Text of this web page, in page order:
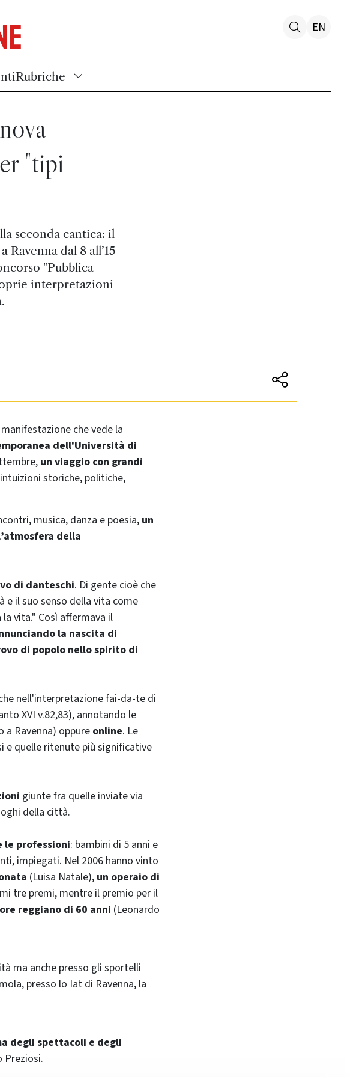
Rubriche
EN
"tipi
seconda cantica: il
Ravenna dal 8 all’15
"Pubblica
interpretazioni
che vede la
dell'Università di
un viaggio con grandi
storiche, politiche,
musica, danza e poesia, un
della
di danteschi. Di gente cioè che
e il suo senso della vita come
vita." Così affermava il
la nascita di
di popolo nello spirito di
nell'interpretazione fai-da-te di
XVI v.82,83), annotando le
a Ravenna) oppure online. Le
e quelle ritenute più significative
giunte fra quelle inviate via
della città.
professioni: bambini di 5 anni e
impiegati. Nel 2006 hanno vinto
(Luisa Natale), un operaio di
tre premi, mentre il premio per il
reggiano di 60 anni (Leonardo
ma anche presso gli sportelli
presso lo Iat di Ravenna, la
degli spettacoli e degli
Preziosi.